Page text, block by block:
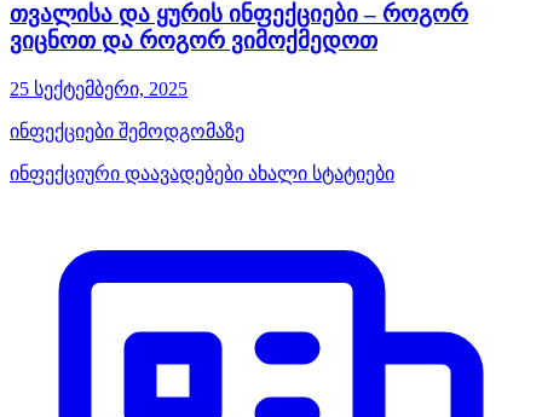
თვალისა და ყურის ინფექციები – როგორ
ვიცნოთ და როგორ ვიმოქმედოთ
25 სექტემბერი, 2025
ინფექციები შემოდგომაზე
ინფექციური დაავადებები ახალი სტატიები